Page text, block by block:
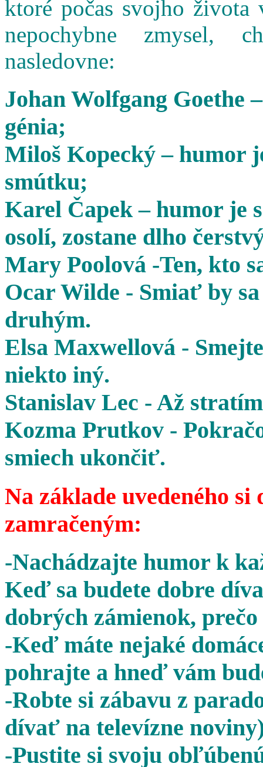
ktoré počas svojho
nepochybne zmysel,
nasledovne:
Johan Wolfgang Goethe
génia;
Miloš Kopecký – humor
smútku;
Karel Čapek – humor je
osolí, zostane dlho
Mary Poolová -Ten, kto
Ocar Wilde - Smiať by
druhým.
Elsa Maxwellová -
niekto iný.
Stanislav Lec - Až
Kozma Prutkov -
smiech ukončiť.
Na základe uvedeného
zamračeným:
-Nachádzajte humor k
Keď sa budete dobre
dobrých zámienok,
-Keď máte nejaké
pohrajte a hneď vám
-Robte si zábavu z
dívať na televízne
-Pustite si svoju